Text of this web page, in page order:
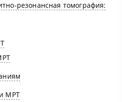
резонансная томография:
МРТ